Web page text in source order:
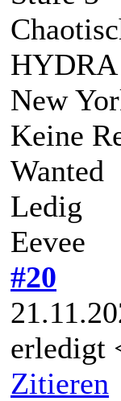
HYDRA
New
Keine
Wanted
Ledig
Eevee
#20
erledigt
Zitieren